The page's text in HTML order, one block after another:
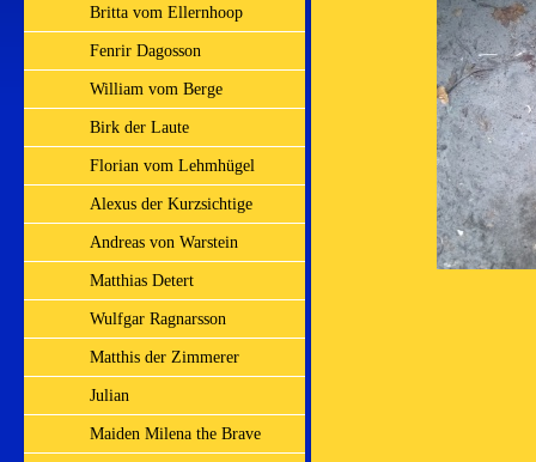
Britta vom Ellernhoop
Fenrir Dagosson
William vom Berge
Birk der Laute
Florian vom Lehmhügel
Alexus der Kurzsichtige
Andreas von Warstein
Matthias Detert
Wulfgar Ragnarsson
Matthis der Zimmerer
Julian
Maiden Milena the Brave